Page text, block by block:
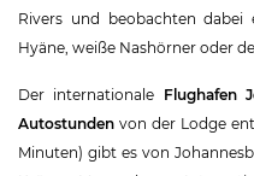
Rivers und beobachten dabei
Hyäne, weiße Nashörner oder
Der internationale Flughafen
Autostunden von der Lodge
Minuten) gibt es von